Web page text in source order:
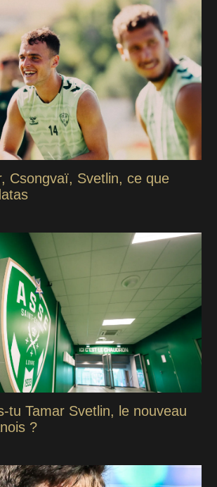
Csongvaï, Svetlin, ce que
tu Tamar Svetlin, le nouveau
?